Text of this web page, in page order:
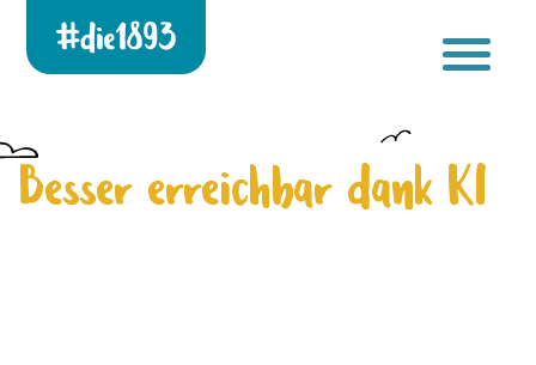
Besser erreichbar dank KI
Die 1893 heute!
Zur neuen Startseite